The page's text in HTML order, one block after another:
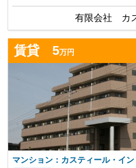
有限会社 カ
賃貸 5万円
マンション：カスティール・イ